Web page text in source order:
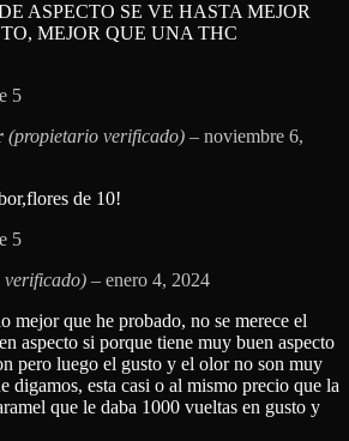
ASPECTO SE VE HASTA MEJOR
MEJOR QUE UNA THC
5
(propietario verificado) – noviembre 6,
de 10!
5
– enero 4, 2024
mejor que he probado, no se merece el
aspecto si porque tiene muy buen aspecto
pero luego el gusto y el olor no son muy
digamos, esta casi o al mismo precio que la
que le daba 1000 vueltas en gusto y